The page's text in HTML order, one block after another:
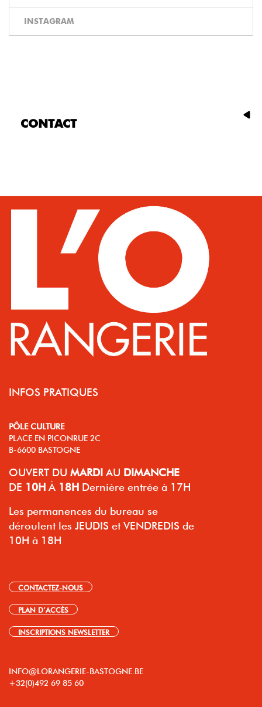
INSTAGRAM
CONTACT
INFOS PRATIQUES
PÔLE CULTURE
PLACE EN PICONRUE 2C
B-6600 BASTOGNE
OUVERT DU MARDI AU DIMANCHE
DE 10H À 18H Dernière entrée à 17H
Les permanences du bureau se
déroulent les JEUDIS et VENDREDIS de
10H à 18H
CONTACTEZ-NOUS
PLAN D’ACCÈS
INSCRIPTIONS NEWSLETTER
INFO@LORANGERIE-BASTOGNE.BE
+32(0)492 69 85 60